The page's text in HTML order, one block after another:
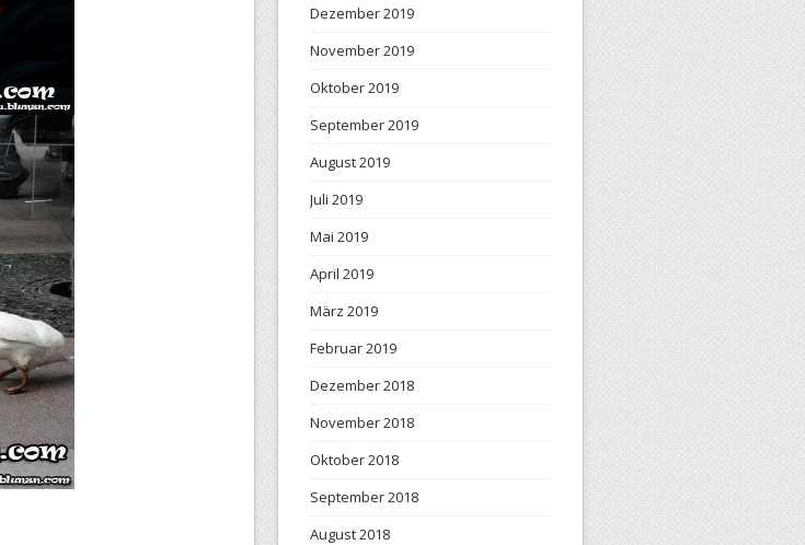
Dezember 2019
November 2019
Oktober 2019
September 2019
August 2019
Juli 2019
Mai 2019
April 2019
März 2019
Februar 2019
Dezember 2018
November 2018
Oktober 2018
September 2018
August 2018